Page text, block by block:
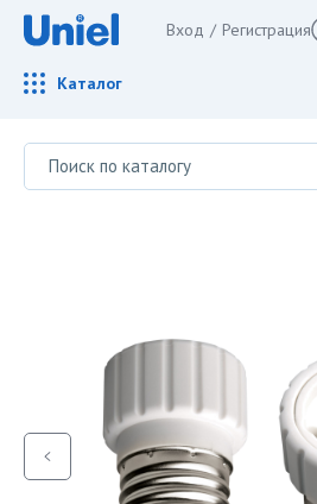
Вход / Регистрация
Каталог